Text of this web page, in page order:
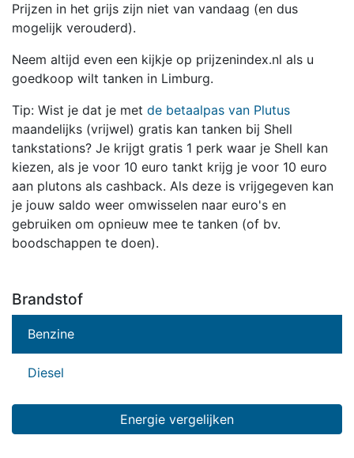
Prijzen in het grijs zijn niet van vandaag (en dus
mogelijk verouderd).
Neem altijd even een kijkje op prijzenindex.nl als u
goedkoop wilt tanken in Limburg.
Tip: Wist je dat je met de betaalpas van Plutus
maandelijks (vrijwel) gratis kan tanken bij Shell
tankstations? Je krijgt gratis 1 perk waar je Shell kan
kiezen, als je voor 10 euro tankt krijg je voor 10 euro
aan plutons als cashback. Als deze is vrijgegeven kan
je jouw saldo weer omwisselen naar euro's en
gebruiken om opnieuw mee te tanken (of bv.
boodschappen te doen).
Brandstof
Benzine
Diesel
Energie vergelijken